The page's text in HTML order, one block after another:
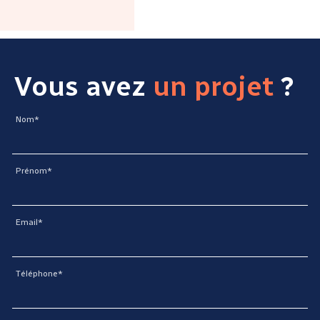
Vous avez un projet ?
Nom*
Prénom*
Email*
Téléphone*